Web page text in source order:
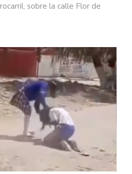
sobre la calle Flor de